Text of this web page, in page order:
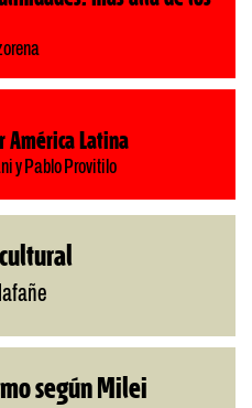
América Latina
y Pablo Provitilo
según Milei